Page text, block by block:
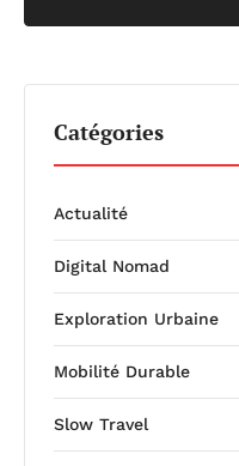
Catégories
Actualité
Digital Nomad
Exploration Urbaine
Mobilité Durable
Slow Travel